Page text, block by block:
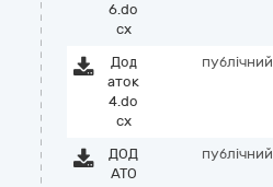
6.do
cx
Дод
аток
4.do
cx
публічний
ДОД
АТО
публічний